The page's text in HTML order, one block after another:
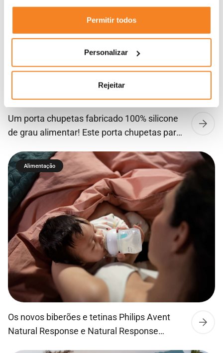
Permitir todos
Personalizar
Rejeitar
Um porta chupetas fabricado 100% silicone
de grau alimentar! Este porta chupetas para
pode se fixar em carrinhos de passeio ou
malas, sendo portátil e fácil de transportar
devido ao seu tamanho compacto.
Alimentação
Os novos biberões e tetinas Philips Avent
Natural Response e Natural Response